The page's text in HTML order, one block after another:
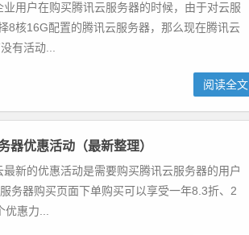
用户在购买腾讯云服务器的时候，由于对云服
8核16G配置的腾讯云服务器，那么现在腾讯云
有活动...
阅读全文
器优惠活动（最新整理）
新的优惠活动是需要购买腾讯云服务器的用户
务器购买页面下单购买可以享受一年8.3折、2
优惠力...